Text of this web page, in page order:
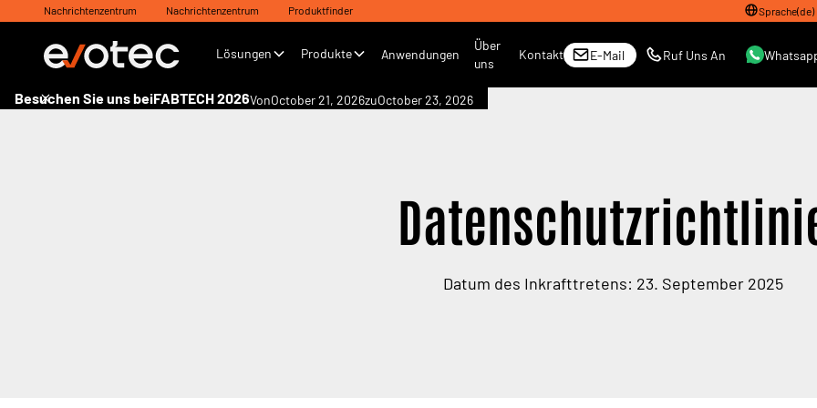
Nachrichtenzentrum Nachrichtenzentrum Produktfinder Sprache(de)
Lösungen Produkte Anwendungen
Über
uns
Kontakt E-Mail Ruf Uns An
Besuchen Sie uns beiFABTECH 2026VonOctober 21, 2026zuOctober 23, 2026
Datum des Inkrafttretens: 23. September 2025